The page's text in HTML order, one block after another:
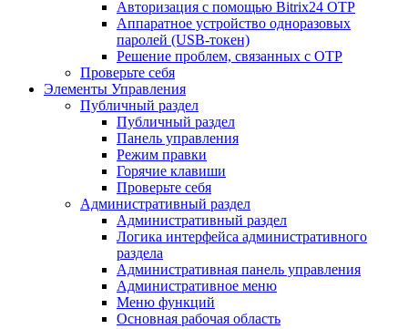
Авторизация с помощью Bitrix24 OTP
Аппаратное устройство одноразовых
паролей (USB-токен)
Решение проблем, связанных с OTP
Проверьте себя
Элементы Управления
Публичный раздел
Публичный раздел
Панель управления
Режим правки
Горячие клавиши
Проверьте себя
Административный раздел
Административный раздел
Логика интерфейса административного
раздела
Административная панель управления
Административное меню
Меню функций
Основная рабочая область